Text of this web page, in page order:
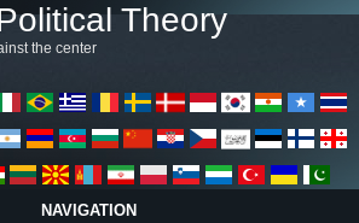
Theory
the center
NAVIGATION